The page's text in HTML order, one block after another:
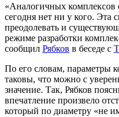
«Аналогичных комплексов
сегодня нет ни у кого. Эта
преодолевать и
режиме разработки
сообщил Рябков в беседе с
По его словам, параметры
таковы, что можно с
значение. Так, Рябков
впечатление произвело
который по диаметру «не